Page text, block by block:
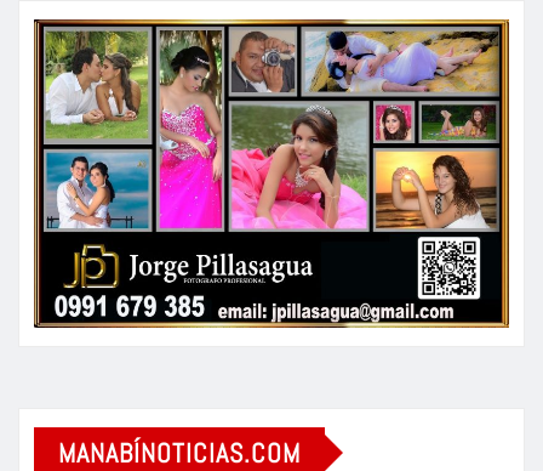
MANABÍNOTICIAS.COM